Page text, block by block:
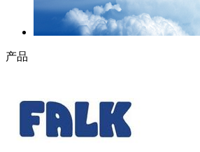
产品